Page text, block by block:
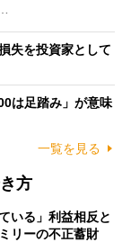
失を投資家として
は足踏み」が意味
一覧を見る
方
いる」利益相反と
リーの不正蓄財